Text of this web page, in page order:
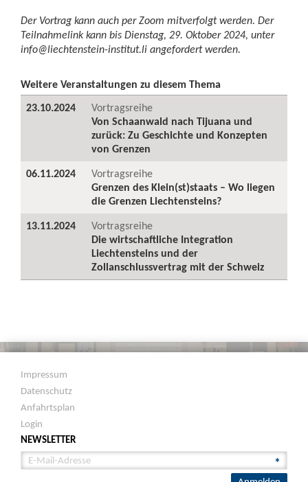
Der Vortrag kann auch per Zoom mitverfolgt werden. Der
Teilnahmelink kann bis Dienstag, 29. Oktober 2024, unter
info@liechtenstein-institut.li angefordert werden.
Weitere Veranstaltungen zu diesem Thema
23.10.2024
Vortragsreihe
Von Schaanwald nach Tijuana und
zurück: Zu Geschichte und Konzepten
von Grenzen
06.11.2024
Vortragsreihe
Grenzen des Klein(st)staats – Wo liegen
die Grenzen Liechtensteins?
13.11.2024
Vortragsreihe
Die wirtschaftliche Integration
Liechtensteins und der
Zollanschlussvertrag mit der Schweiz
Impressum
Datenschutz
Anfahrtsplan
Login
NEWSLETTER